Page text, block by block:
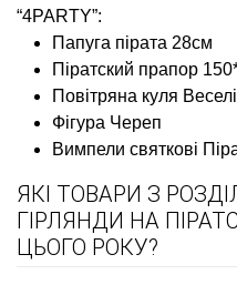
“4PARTY”:
Папуга пірата 28см
Піратский прапор
Повітряна куля
Фігура Череп
Вимпели святкові
ЯКІ ТОВАРИ З
ГІРЛЯНДИ НА
ЦЬОГО РОКУ?